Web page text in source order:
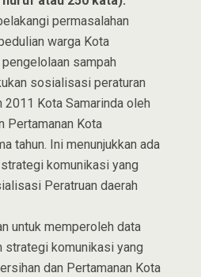
permasalahan
warga Kota
sampah
sosialisasi peraturan
2011 Kota Samarinda oleh
Pertamanan Kota
tahun. Ini menunjukkan ada
komunikasi yang
Peratruan daerah
untuk memperoleh data
strategi komunikasi yang
dan Pertamanan Kota